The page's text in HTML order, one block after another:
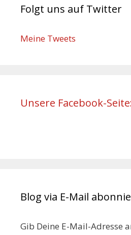
Folgt uns auf Twitter
Meine Tweets
Unsere Facebook-
Blog via E-Mail
Gib Deine E-Mail-Adresse